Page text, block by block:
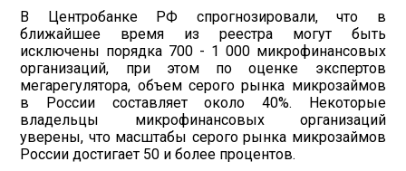
В Центробанке РФ спрогнозировали, что в
ближайшее время из реестра могут быть
исключены порядка 700 - 1 000 микрофинансовых
организаций, при этом по оценке экспертов
мегарегулятора, объем серого рынка микрозаймов
в России составляет около 40%. Некоторые
владельцы микрофинансовых организаций
уверены, что масштабы серого рынка микрозаймов
России достигает 50 и более процентов.